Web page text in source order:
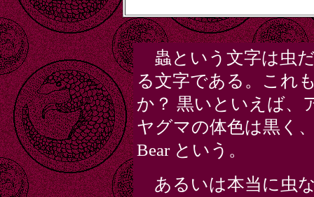
蟲という文字は虫
る文字である。これ
か？ 黒いといえば、
ヤグマの体色は黒く
Bear という。
あるいは本当に虫